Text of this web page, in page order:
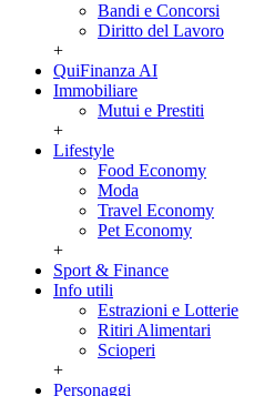
Bandi e Concorsi
Diritto del Lavoro
+
QuiFinanza AI
Immobiliare
Mutui e Prestiti
+
Lifestyle
Food Economy
Moda
Travel Economy
Pet Economy
+
Sport & Finance
Info utili
Estrazioni e Lotterie
Ritiri Alimentari
Scioperi
+
Personaggi